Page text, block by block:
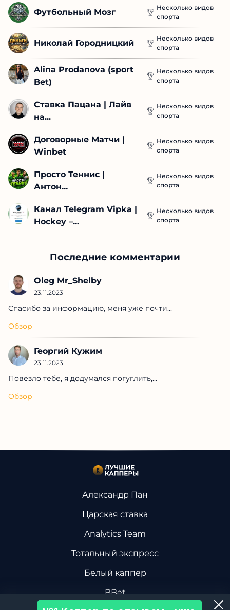
Футбольный Мозг
Несколько видов
спорта
Николай Городницкий
Несколько видов
спорта
Alina Prodanova (sport
Bet)
Несколько видов
спорта
Ставка Пацана | Лайв
на...
Несколько видов
спорта
Договорные Матчи |
Winbet
Несколько видов
спорта
Просто Теннис |
Антон...
Несколько видов
спорта
Канал Telegram Vipka |
Hockey –...
Несколько видов
спорта
Последние комментарии
Oleg Mr_Shelby
23.11.2023
Спасибо за информацию, меня уже почти...
Обзор
Георгий Кужим
23.11.2023
Повезло тебе, я додумался погуглить,...
Обзор
Александр Пан
Царская ставка
Analytics Team
Тотальный экспресс
Белый каппер
BBet